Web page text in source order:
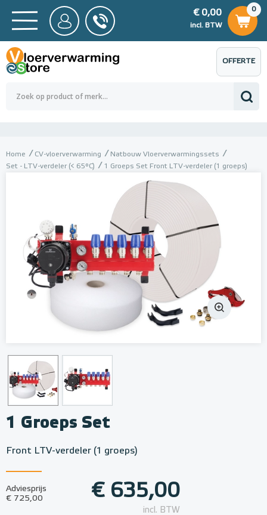
BTW
0,00
0
€ 0,00
incl. BTW
€ 0,00
OFFERTE
AANVRAGEN
Home CV-vloerverwarming
Natbouw Vloerverwarmingssets
Set - LTV-verdeler (< 65°C)
1 Groeps Set Front LTV-verdeler (1 groeps)
1 Groeps Set
Front LTV-verdeler (1 groeps)
Adviesprijs
€ 725,00
€ 635,00
incl. BTW